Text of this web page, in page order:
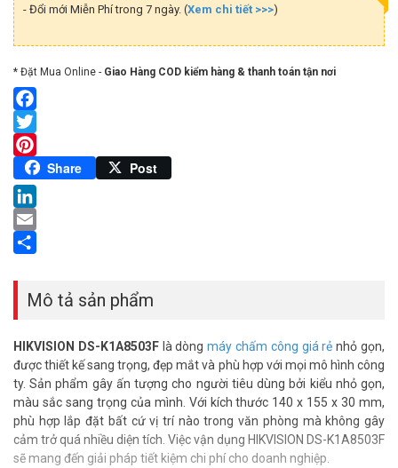
- Đổi mới Miễn Phí trong 7 ngày. (Xem chi tiết >>>)
* Đặt Mua Online - Giao Hàng COD kiểm hàng & thanh toán tận nơi
Facebook
Twitter
Pinterest
Share Post
LinkedIn
Email
Mô tả sản phẩm
HIKVISION DS-K1A8503Flà dòngmáy chấm công giá rẻ nhỏ gọn,
được thiết kế sang trọng, đẹp mắt và phù hợp với mọi mô hình công
ty. Sản phẩm gây ấn tượng cho người tiêu dùng bởi kiểu nhỏ gọn,
màu sắc sang trọng của mình. Với kích thước 140 x 155 x 30 mm,
phù hợp lắp đặt bất cứ vị trí nào trong văn phòng mà không gây
cảm trở quá nhiều diện tích. Việc vận dụng HIKVISION DS-K1A8503F
sẽ mang đến giải pháp tiết kiệm chi phí cho doanh nghiệp.